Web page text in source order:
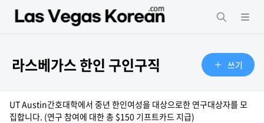
라스베가스 한인 구인구직 쓰기
UT Austin간호대학에서 중년 한인여성을 대상으로한 연구대상자를 모
집합니다. (연구 참여에 대한 총 $150 기프트카드 지급)